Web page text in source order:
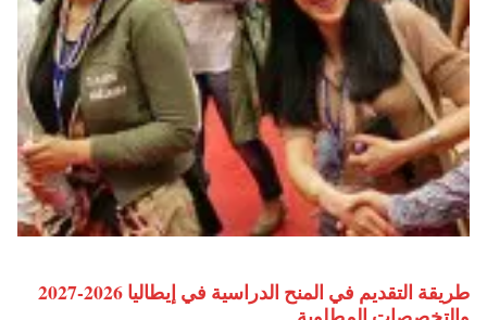
طريقة التقديم في المنح الدراسية في إيطاليا 2026-2027